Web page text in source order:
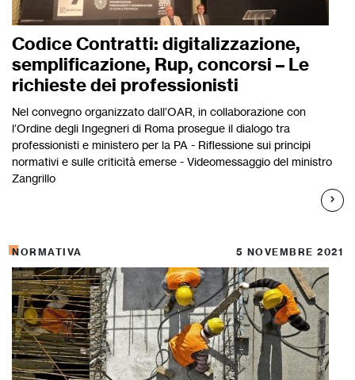
Codice Contratti: digitalizzazione,
semplificazione, Rup, concorsi – Le
richieste dei professionisti
Nel convegno organizzato dall’OAR, in collaborazione con
l’Ordine degli Ingegneri di Roma prosegue il dialogo tra
professionisti e ministero per la PA - Riflessione sui principi
normativi e sulle criticità emerse - Videomessaggio del ministro
Zangrillo
NORMATIVA 5 NOVEMBRE 2021